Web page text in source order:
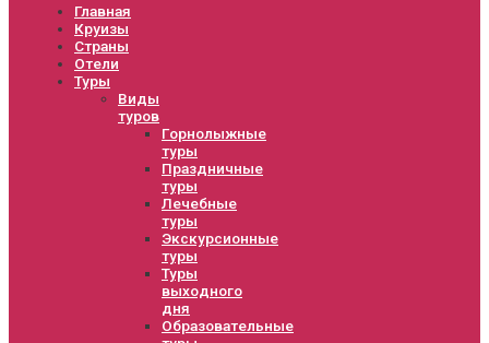
Главная
Круизы
Страны
Отели
Туры
Виды
туров
Горнолыжные
туры
Праздничные
туры
Лечебные
туры
Экскурсионные
туры
Туры
выходного
дня
Образовательные